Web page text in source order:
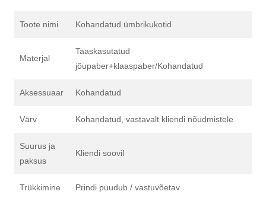
Toote nimi Kohandatud ümbrikukotid
Materjal
Taaskasutatud
jõupaber+klaaspaber/Kohandatud
Aksessuaar Kohandatud
Värv Kohandatud, vastavalt kliendi nõudmistele
Suurus ja
paksus
Kliendi soovil
Trükkimine Prindi puudub / vastuvõetav